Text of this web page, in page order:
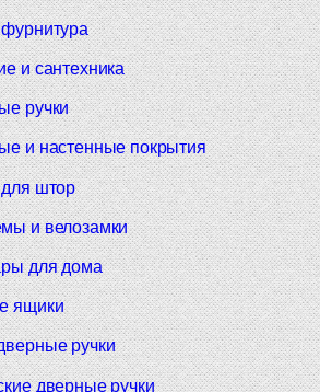
и сантехника
ручки
и настенные покрытия
штор
и велозамки
для дома
ящики
ручки
дверные ручки